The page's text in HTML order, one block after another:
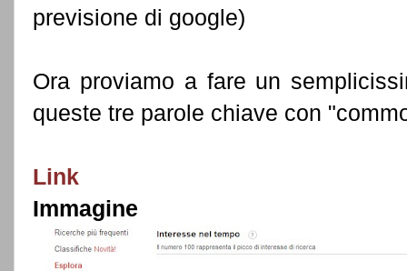
previsione di google)
Ora proviamo a fare un
queste tre parole chiave con
Link
Immagine